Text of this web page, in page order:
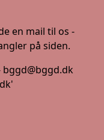
en mail til os -
på siden.
bggd@bggd.dk